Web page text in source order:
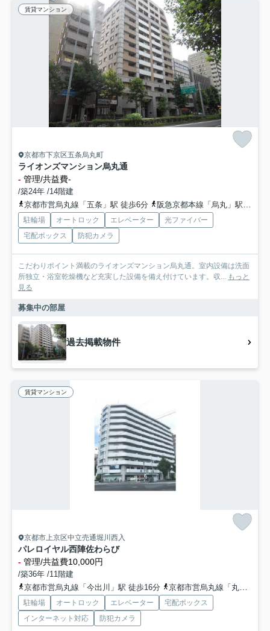
賃貸マンション
京都市下京区五条烏丸町
ライオンズマンション烏丸通
- 管理/共益費-
/築24年 /14階建
京都市営烏丸線「五条」駅 徒歩6分
阪急京都本線「烏丸」駅 徒歩10分
駐輪場 オートロック エレベーター
光ファイバー
宅配ボックス
防犯カメラ
こだわりポイント満載のライオンズマンション烏丸通。室内設備は洗面
所独立・浴室乾燥機など充実した設備を備え付けています。収...
もっと
見る
募集中の部屋
過去掲載物件
賃貸マンション
京都市上京区中立売通堀川西入
パレロイヤル西陣佐わらび
- 管理/共益費10,000円
/築36年 /11階建
京都市営烏丸線「今出川」駅 徒歩16分
京都市営烏丸線「丸太町」駅 徒歩21分
駐輪場 オートロック エレベーター
宅配ボックス
インターネット対応
防犯カメラ